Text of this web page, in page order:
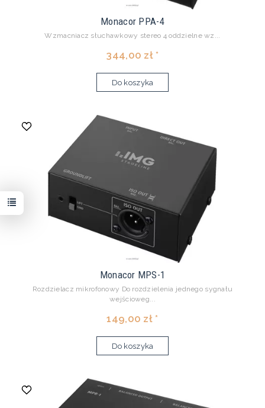
Monacor PPA-4
Wzmacniacz słuchawkowy stereo 4 oddzielne wz...
344,00 zł *
Do koszyka
Monacor MPS-1
Rozdzielacz mikrofonowy Do rozdzielenia jednego sygnału
wejścioweg...
149,00 zł *
Do koszyka